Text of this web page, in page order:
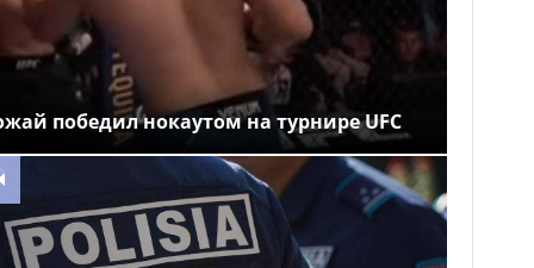
победил нокаутом на турнире UFC